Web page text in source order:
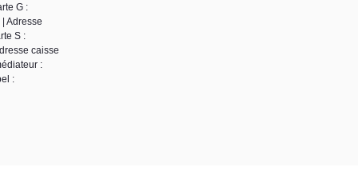
G :
Adresse
S :
caisse
:
: